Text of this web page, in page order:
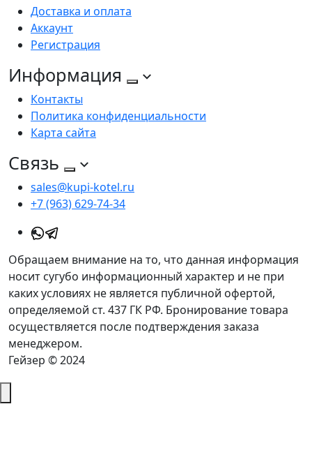
Доставка и оплата
Аккаунт
Регистрация
Информация
Контакты
Политика конфиденциальности
Карта сайта
Связь
sales@kupi-kotel.ru
+7 (963) 629-74-34
Обращаем внимание на то, что данная информация
носит сугубо информационный характер и не при
каких условиях не является публичной офертой,
определяемой ст. 437 ГК РФ. Бронирование товара
осуществляется после подтверждения заказа
менеджером.
Гейзер © 2024